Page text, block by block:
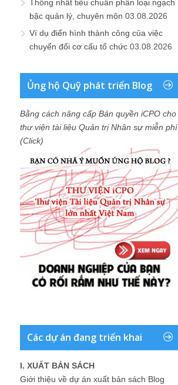
Thống nhất tiêu chuẩn phân loại ngạch
bậc quản lý, chuyên môn 03.08.2026
Ví dụ điển hình thành công của việc
chuyển đổi cơ cấu tổ chức 03.08.2026
Ủng hộ Quỹ phát triển Blog
Bằng cách nâng cấp Bản quyền iCPO cho
thư viện tài liệu Quản trị Nhân sự miễn phí
(Click)
Các dự án đang triển khai
I. XUẤT BẢN SÁCH
Giới thiệu về dự án xuất bản sách Blog